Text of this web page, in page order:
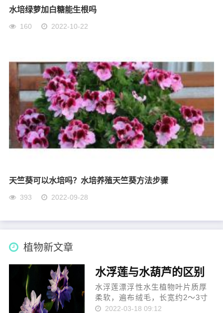
水培绿萝加白糖能生根吗
160 2022-10-22
天竺葵可以水培吗？水培养殖天竺葵方法步骤
393 2022-09-28
植物新文章
水浮莲与水葫芦的区别
水浮莲漂浮性水生植物叶片质厚
柔软，遍布绒毛，长宽约2～3寸
扇形，全株淡绿色，有长而垂直
2022-03-18 09:12